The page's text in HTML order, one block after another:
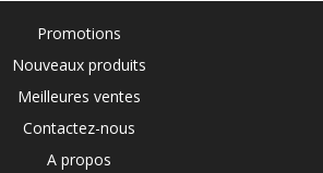
Promotions
Nouveaux produits
Meilleures ventes
Contactez-nous
A propos